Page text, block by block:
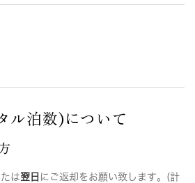
ル泊数)について
は翌日 にご返却をお願い致します。(計